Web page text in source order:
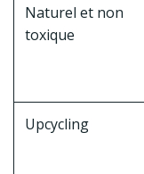
Naturel et non
toxique
Upcycling